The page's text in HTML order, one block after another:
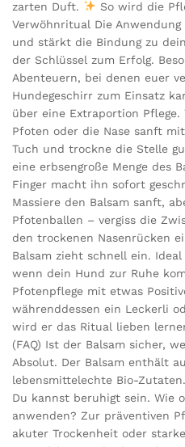
zarten Duft.
So wird die
Verwöhnritual Die
und stärkt die Bindung zu
der Schlüssel zum Erfolg.
Abenteuern, bei denen euer
Hundegeschirr zum Einsatz
über eine Extraportion Pflege.
Pfoten oder die Nase sanft
Tuch und trockne die Stelle
eine erbsengroße Menge des
Finger macht ihn sofort
Massiere den Balsam sanft,
Pfotenballen – vergiss die
den trockenen Nasenrücken
Balsam zieht schnell ein.
wenn dein Hund zur Ruhe
Pfotenpflege mit etwas
währenddessen ein Leckerli
wird er das Ritual lieben
(FAQ) Ist der Balsam sicher,
Absolut. Der Balsam enthält
lebensmittelechte Bio-
Du kannst beruhigt sein. Wie
anwenden? Zur präventiven
akuter Trockenheit oder